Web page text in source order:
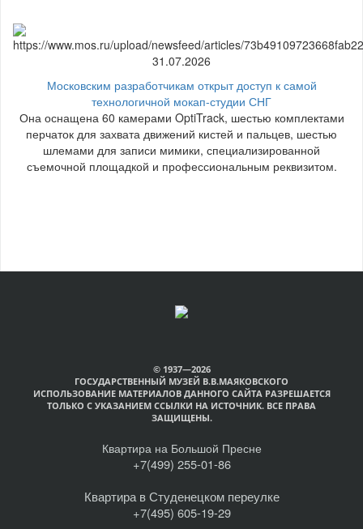
31.07.2026
Московским разработчикам открыт доступ к самой
технологичной мокап-студии СНГ
Она оснащена 60 камерами OptiTrack, шестью комплектами
перчаток для захвата движений кистей и пальцев, шестью
шлемами для записи мимики, специализированной
съемочной площадкой и профессиональным реквизитом.
© 1937—2026
ГОСУДАРСТВЕННЫЙ МУЗЕЙ В.В.МАЯКОВСКОГО
ИСПОЛЬЗОВАНИЕ МАТЕРИАЛОВ ДАННОГО САЙТА РАЗРЕШАЕТСЯ
ТОЛЬКО С УКАЗАНИЕМ ССЫЛКИ НА ИСТОЧНИК. ВСЕ ПРАВА
ЗАЩИЩЕНЫ.
Квартира на Большой Пресне
+7(499) 255-01-86
Квартира в Студенецком переулке
+7(495) 605-19-29